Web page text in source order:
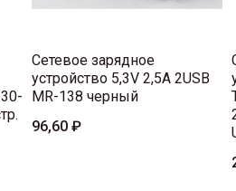
Сетевое зарядное
устройство 5,3V 2,5A 2USB
MR-138 черный
96,60 ₽